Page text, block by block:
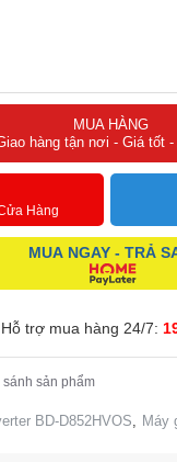
MUA HÀNG
hàng tận nơi - Giá tốt -
Hàng
MUA NGAY - TRẢ
trợ mua hàng 24/7:
sánh sản phẩm
BD-D852HVOS, Máy